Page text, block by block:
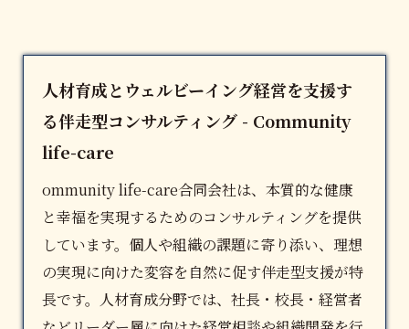
人材育成とウェルビーイング経営を支援す
る伴走型コンサルティング - Community
life-care
ommunity life-care合同会社は、本質的な健康
と幸福を実現するためのコンサルティングを提供
しています。個人や組織の課題に寄り添い、理想
の実現に向けた変容を自然に促す伴走型支援が特
長です。 人材育成分野では、社長・校長・経営者